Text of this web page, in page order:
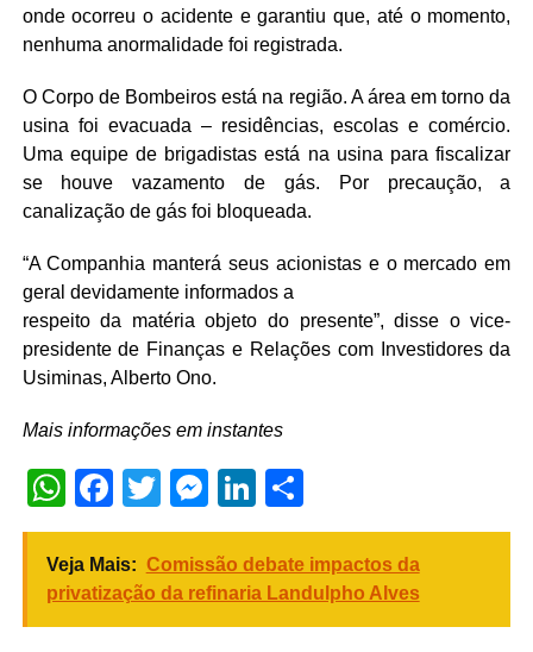
onde ocorreu o acidente e garantiu que, até o momento,
nenhuma anormalidade foi registrada.
O Corpo de Bombeiros está na região. A área em torno da
usina foi evacuada – residências, escolas e comércio.
Uma equipe de brigadistas está na usina para fiscalizar
se houve vazamento de gás. Por precaução, a
canalização de gás foi bloqueada.
“A Companhia manterá seus acionistas e o mercado em
geral devidamente informados a
respeito da matéria objeto do presente”, disse o vice-
presidente de Finanças e Relações com Investidores da
Usiminas, Alberto Ono.
Mais informações em instantes
WhatsApp
Facebook
TwitterMessenger
LinkedIn
Veja Mais: Comissão debate impactos da
privatização da refinaria Landulpho Alves